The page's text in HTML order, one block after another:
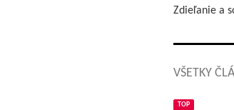
Zdieľanie a
VŠETKY
TOP